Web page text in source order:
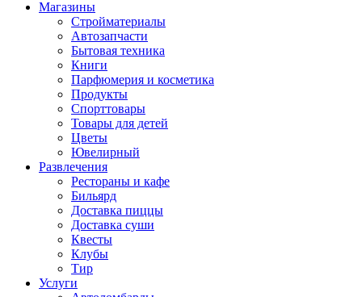
Магазины
Стройматериалы
Автозапчасти
Бытовая техника
Книги
Парфюмерия и косметика
Продукты
Спорттовары
Товары для детей
Цветы
Ювелирный
Развлечения
Рестораны и кафе
Бильярд
Доставка пиццы
Доставка суши
Квесты
Клубы
Тир
Услуги